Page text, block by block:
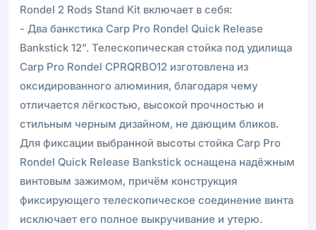
Rondel 2 Rods Stand Kit включает в себя:
- Два банкстика Carp Pro Rondel Quick Release
Bankstick 12". Телескопическая стойка под удилища
Carp Pro Rondel CPRQRBO12 изготовлена из
оксидированного алюминия, благодаря чему
отличается лёгкостью, высокой прочностью и
стильным черным дизайном, не дающим бликов.
Для фиксации выбранной высоты стойка Carp Pro
Rondel Quick Release Bankstick оснащена надёжным
винтовым зажимом, причём конструкция
фиксирующего телескопическое соединение винта
исключает его полное выкручивание и утерю.